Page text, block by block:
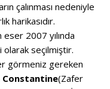
çalınması nedeniyle
harikasıdır.
2007 yılında
olarak seçilmiştir.
görmeniz gereken
Constantine(Zafer